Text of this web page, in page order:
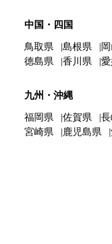
中国・四国
鳥取県 島根県
徳島県
香川県
九州・沖縄
福岡県 佐賀県
宮崎県
鹿児島県